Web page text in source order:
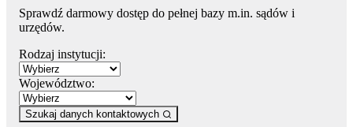
Sprawdź darmowy dostęp do pełnej bazy m.in. sądów i
urzędów.
Rodzaj instytucji:
Województwo:
Szukaj danych kontaktowych